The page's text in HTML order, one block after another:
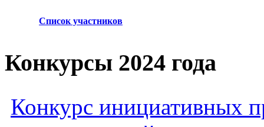
Список участников
Конкурсы 2024 года
Конкурс инициативных